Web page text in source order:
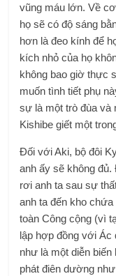
vũng máu lớn. Về
họ sẽ có độ sáng
hơn là đeo kính để
kích nhỏ của họ
không bao giờ thực
muốn tình tiết phụ
sự là một trò đùa
Kishibe giết một
Đối với Aki, bộ đôi
anh ấy sẽ không
rơi anh ta sau sự
anh ta đến kho
toàn Công cộng (vì
lập hợp đồng với Ác
như là một diễn
phát điên dường